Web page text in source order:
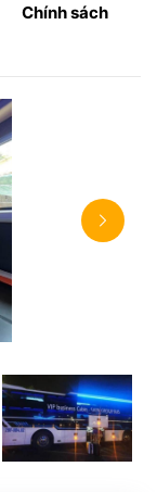
Chính sách